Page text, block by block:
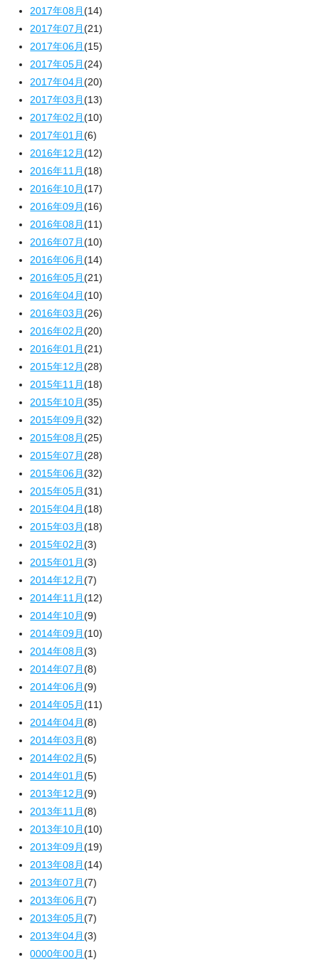
2017年08月(14)
2017年07月(21)
2017年06月(15)
2017年05月(24)
2017年04月(20)
2017年03月(13)
2017年02月(10)
2017年01月(6)
2016年12月(12)
2016年11月(18)
2016年10月(17)
2016年09月(16)
2016年08月(11)
2016年07月(10)
2016年06月(14)
2016年05月(21)
2016年04月(10)
2016年03月(26)
2016年02月(20)
2016年01月(21)
2015年12月(28)
2015年11月(18)
2015年10月(35)
2015年09月(32)
2015年08月(25)
2015年07月(28)
2015年06月(32)
2015年05月(31)
2015年04月(18)
2015年03月(18)
2015年02月(3)
2015年01月(3)
2014年12月(7)
2014年11月(12)
2014年10月(9)
2014年09月(10)
2014年08月(3)
2014年07月(8)
2014年06月(9)
2014年05月(11)
2014年04月(8)
2014年03月(8)
2014年02月(5)
2014年01月(5)
2013年12月(9)
2013年11月(8)
2013年10月(10)
2013年09月(19)
2013年08月(14)
2013年07月(7)
2013年06月(7)
2013年05月(7)
2013年04月(3)
0000年00月(1)